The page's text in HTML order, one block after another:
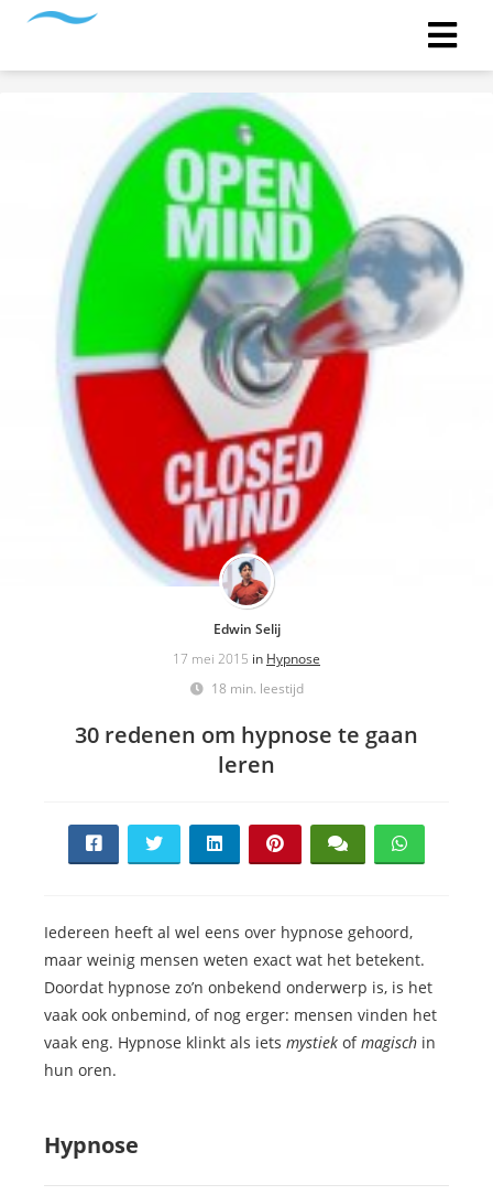
Edwin Selij
17 mei 2015 in Hypnose
18 min. leestijd
30 redenen om hypnose te gaan
leren
Iedereen heeft al wel eens over hypnose gehoord,
maar weinig mensen weten exact wat het betekent.
Doordat hypnose zo’n onbekend onderwerp is, is het
vaak ook onbemind, of nog erger: mensen vinden het
vaak eng. Hypnose klinkt als iets mystiek ofmagisch in
hun oren.
Hypnose